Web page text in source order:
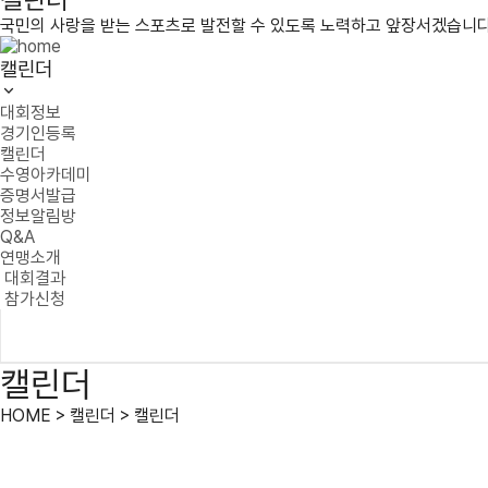
국민의 사랑을 받는 스포츠로 발전할 수 있도록 노력하고 앞장서겠습니
캘린더
대회정보
경기인등록
캘린더
수영아카데미
증명서발급
정보알림방
Q&A
연맹소개
대회결과
참가신청
캘린더
HOME > 캘린더 > 캘린더